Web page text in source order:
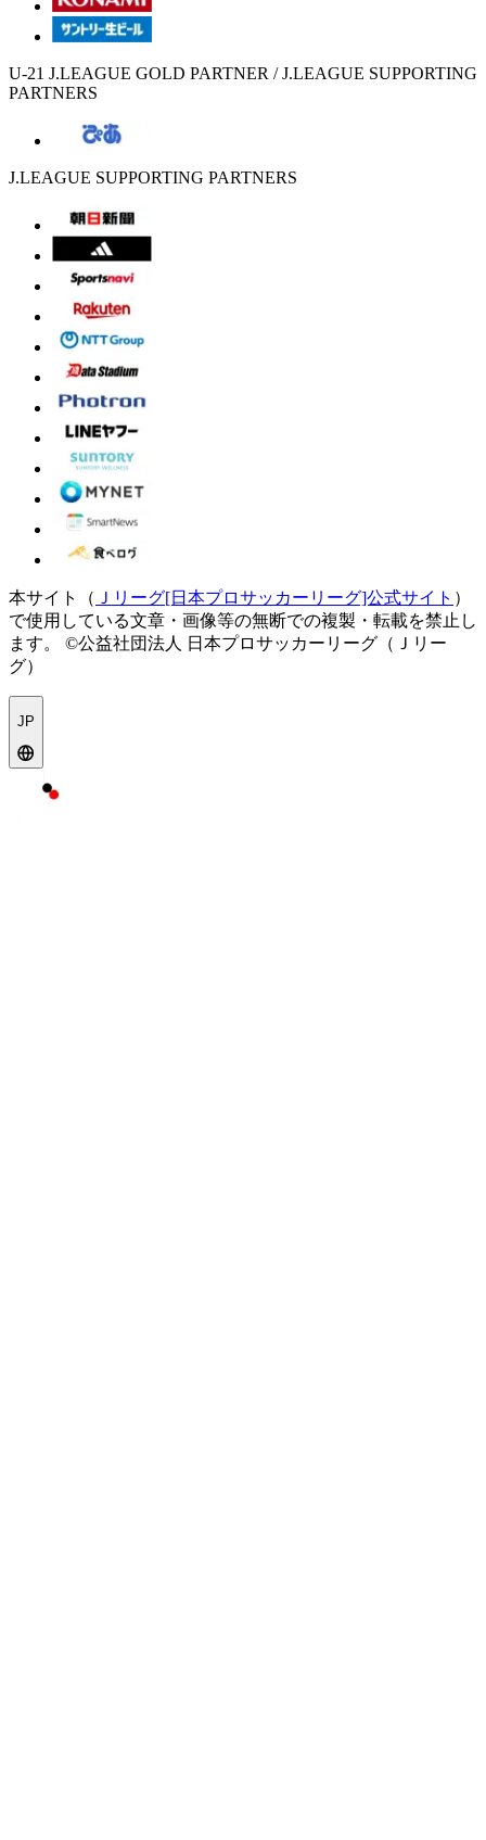
U-21 J.LEAGUE GOLD PARTNER / J.LEAGUE SUPPORTING
PARTNERS
J.LEAGUE SUPPORTING PARTNERS
本サイト（ Ｊリーグ[日本プロサッカーリーグ]公式サイト ）
で使用している文章・画像等の無断での複製・転載を禁止し
ます。
©公益社団法人 日本プロサッカーリーグ（Ｊリー
グ）
JP